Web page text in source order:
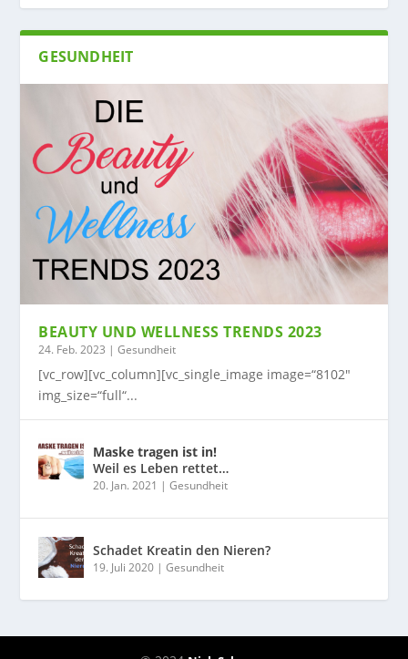
GESUNDHEIT
BEAUTY UND WELLNESS TRENDS 2023
24. Feb. 2023 |Gesundheit
[vc_row][vc_column][vc_single_image image=“8102″
img_size=“full“...
Maske tragen ist in!
Weil es Leben rettet…
20. Jan. 2021 |Gesundheit
Schadet Kreatin den Nieren?
19. Juli 2020 |Gesundheit